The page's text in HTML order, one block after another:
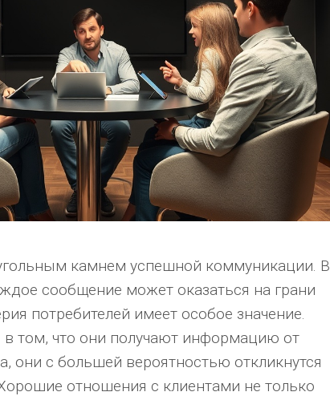
камнем успешной коммуникации. В
сообщение может оказаться на грани
потребителей имеет особое значение.
в том, что они получают информацию от
они с большей вероятностью откликнутся
отношения с клиентами не только